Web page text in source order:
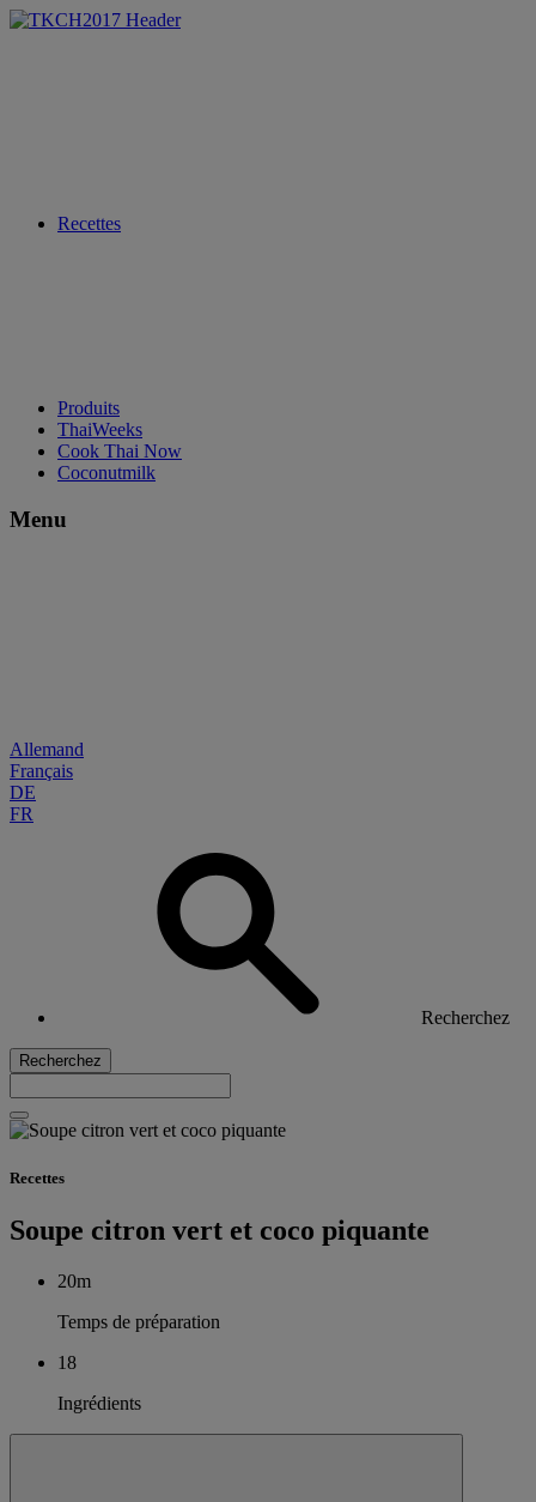
Recettes
Produits
ThaiWeeks
Cook Thai Now
Coconutmilk
Menu
Allemand
Français
DE
FR
Recherchez
Recherchez
Recettes
Soupe citron vert et coco piquante
20m
Temps de préparation
18
Ingrédients